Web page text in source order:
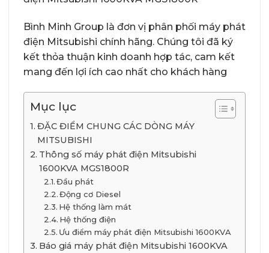
Bình Minh Group là đơn vị phân phối máy phát
điện Mitsubishi chính hãng. Chúng tôi đã ký
kết thỏa thuận kinh doanh hợp tác, cam kết
mang đến lợi ích cao nhất cho khách hàng
Mục lục
ĐẶC ĐIỂM CHUNG CÁC DÒNG MÁY
MITSUBISHI
Thông số máy phát điện Mitsubishi
1600KVA MGS1800R
Đầu phát
Động cơ Diesel
Hệ thống làm mát
Hệ thống điện
Ưu điểm máy phát điện Mitsubishi 1600KVA
Báo giá máy phát điện Mitsubishi 1600KVA